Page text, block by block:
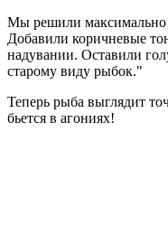
Мы решили максимально
Добавили коричневые
надувании. Оставили
старому виду рыбок."
Теперь рыба выглядит
бьется в агониях!